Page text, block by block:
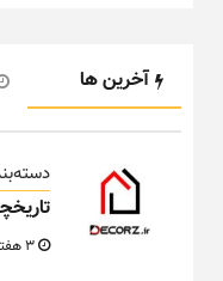
آخرین ها